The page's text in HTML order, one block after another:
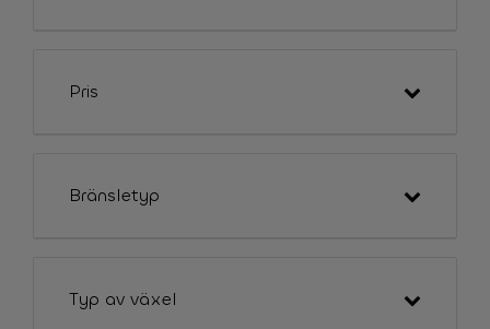
Pris
Bränsletyp
Typ av växel